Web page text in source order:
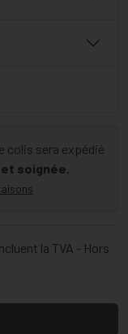
colis sera expédié
soignée.
la TVA - Hors